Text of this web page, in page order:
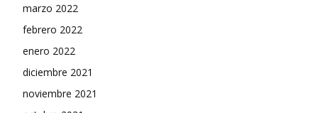
marzo 2022
febrero 2022
enero 2022
diciembre 2021
noviembre 2021